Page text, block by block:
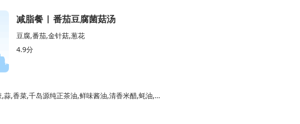
减脂餐 | 番茄豆腐菌菇汤
豆腐,番茄,金针菇,葱花
4.9分
皮蛋,黄瓜,内酯豆腐,小米辣,蒜,香菜,千岛源纯正茶油,鲜味酱油,清香米醋,蚝油,盐 、鸡精,白糖